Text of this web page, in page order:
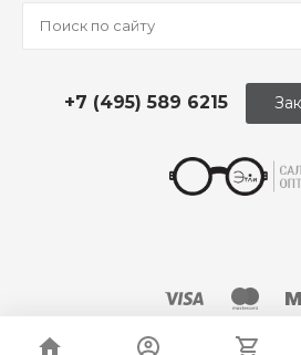
+7 (495) 589 6215